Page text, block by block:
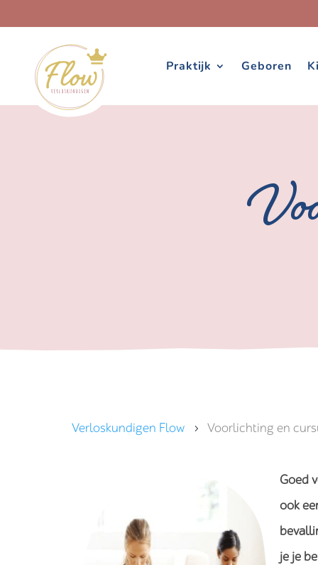
Praktijk Geboren
Verloskundigen Flow 5 Voorlichting en
Goed
ook
je je